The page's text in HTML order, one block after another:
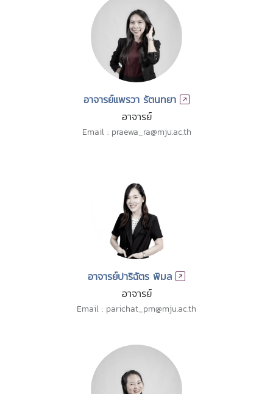
อาจารย์แพรวา รัตนทยา
อาจารย์
Email : praewa_ra@mju.ac.th
อาจารย์ปาริฉัตร พิมล
อาจารย์
Email : parichat_pm@mju.ac.th